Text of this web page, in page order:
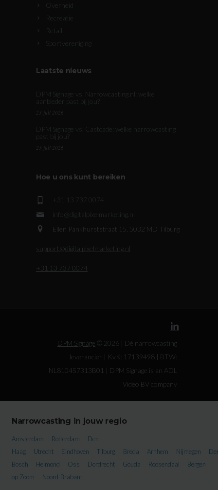
Overheid
Recreatie
Retail
Sportvereniging
Laatste nieuws
DPM Signage vs. Narrowcasting.nl: welke
aanbieder past bij jou?
23 juli 2026
DPM Signage vs. Castcade: welke narrowcasting
past bij jou?
23 juli 2026
Hoe u ons kunt bereiken
+31 13 737 0074
info@digitalpixelmarketing.nl
Ellen Pankhurststraat 15, 5032 MD Tilburg
support@digitalpixelmarketing.nl
+31 13 737 0074
DPM Signage © 2026 | Dé narrowcasting
leverancier | KvK: 17139498 | BTW:
NL810457313B01 | DPM Signage is an ADL
Video BV company
Narrowcasting in jouw regio
Amsterdam Rotterdam
Den
Haag
Utrecht Eindhoven Tilburg Breda Arnhem Nijmegen
Bosch
Helmond Oss Dordrecht Gouda Roosendaal
Bergen
op Zoom
Noord-Brabant